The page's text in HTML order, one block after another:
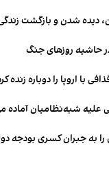
دیده شدن و بازگشت
حاشیه روزهای جنگ
با اروپا را دوباره زنده
علیه شبه‌نظامیان
به جبران کسری بودجه